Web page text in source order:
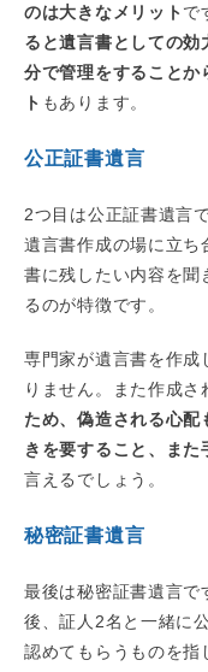
のは大きなメリットで
ると遺言書としての効
分で管理をすることか
ト もあります。
公正証書遺言
2つ目は公正証書遺言
遺言書作成の場に立ち
書に残したい内容を聞
るのが特徴です。
専門家が遺言書を作成
りません。また作成さ
ため、偽造される心配
きを要すること、ま
言えるでしょう。
秘密証書遺言
最後は秘密証書遺言で
後、証人2名と一緒に
認めてもらうものを指